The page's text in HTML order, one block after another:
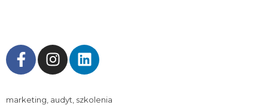
marketing, audyt, szkolenia